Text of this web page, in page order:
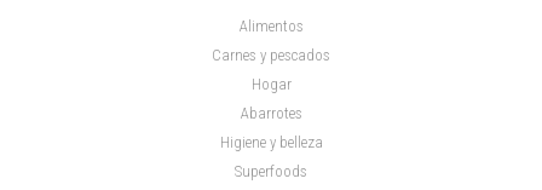
Alimentos
Carnes y pescados
Hogar
Abarrotes
Higiene y belleza
Superfoods